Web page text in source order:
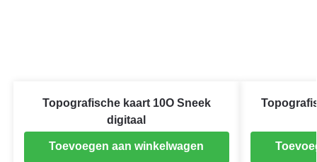
Topografische kaart 10O Sneek
digitaal
Toevoegen aan winkelwagen